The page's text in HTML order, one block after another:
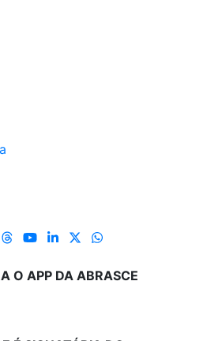
O APP DA ABRASCE